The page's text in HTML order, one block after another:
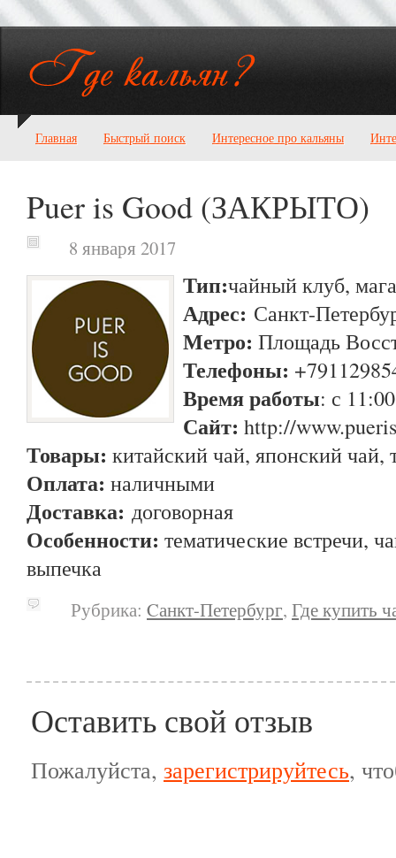
Главная Быстрый поиск Интересное про кальяны
Puer is Good (ЗАКРЫТО)
8 января 2017
Тип:чайный клуб,
Адрес: Санкт-
Метро: Площадь
Телефоны:
Время работы: с
Сайт: http://
Товары: китайский чай, японский чай,
Оплата: наличными
Доставка: договорная
Особенности: тематические встречи,
выпечка
Рубрика: Cанкт-Петербург, Где купить
Оставить свой отзыв
Пожалуйста, зарегистрируйтесь,